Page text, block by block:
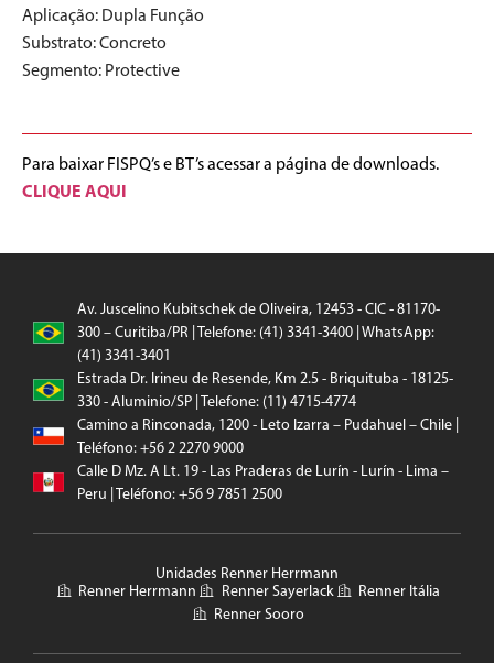
Aplicação: Dupla Função
Substrato:Concreto
Segmento: Protective
Para baixar FISPQ’s e BT’s acessar a página de downloads.
CLIQUE AQUI
Av. Juscelino Kubitschek de Oliveira, 12453 - CIC - 81170-
300 – Curitiba/PR | Telefone: (41) 3341-3400 | WhatsApp:
(41) 3341-3401
Estrada Dr. Irineu de Resende, Km 2.5 - Briquituba - 18125-
330 - Aluminio/SP | Telefone: (11) 4715-4774
Camino a Rinconada, 1200 - Leto Izarra – Pudahuel – Chile |
Teléfono: +56 2 2270 9000
Calle D Mz. A Lt. 19 - Las Praderas de Lurín - Lurín - Lima –
Peru | Teléfono: +56 9 7851 2500
Unidades Renner Herrmann
Renner Herrmann
Renner Sayerlack
Renner Itália
Renner Sooro